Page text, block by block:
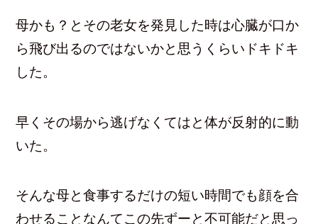
母かも？とその老女を発見した時は心臓が口か
ら飛び出るのではないかと思うくらいドキドキ
した。
早くその場から逃げなくてはと体が反射的に動
いた。
そんな母と食事するだけの短い時間でも顔を合
わせることなんてこの先ずーと不可能だと思っ